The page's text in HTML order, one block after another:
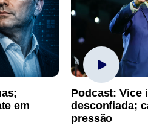
em
Podcast: Vice
desconfiada;
pressão